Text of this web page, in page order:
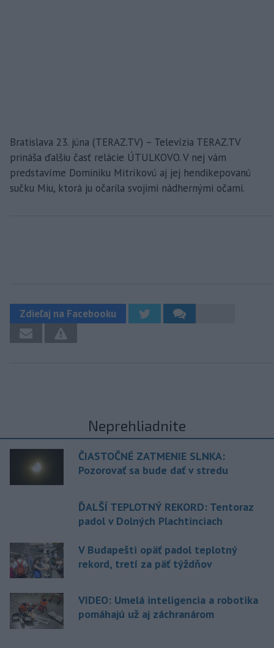
Bratislava 23. júna (TERAZ.TV) – Televízia TERAZ.TV
prináša ďalšiu časť relácie ÚTULKOVO. V nej vám
predstavíme Dominiku Mitríkovú aj jej hendikepovanú
sučku Miu, ktorá ju očarila svojimi nádhernými očami.
Zdieľaj na Facebooku
Neprehliadnite
ČIASTOČNÉ ZATMENIE SLNKA:
Pozorovať sa bude dať v stredu
ĎALŠÍ TEPLOTNÝ REKORD: Tentoraz
padol v Dolných Plachtinciach
V Budapešti opäť padol teplotný
rekord, tretí za päť týždňov
VIDEO: Umelá inteligencia a robotika
pomáhajú už aj záchranárom